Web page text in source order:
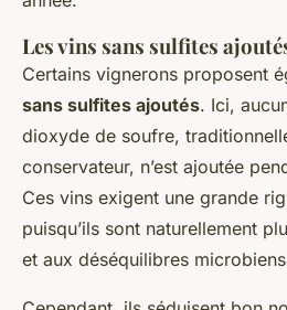
Les vins sans sulfites
Certains vignerons proposent
sans sulfites ajoutés. Ici,
dioxyde de soufre,
conservateur, n’est ajoutée
Ces vins exigent une grande
puisqu’ils sont naturellement
et aux déséquilibres